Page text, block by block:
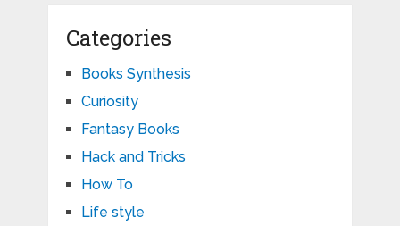
Categories
Books Synthesis
Curiosity
Fantasy Books
Hack and Tricks
How To
Life style